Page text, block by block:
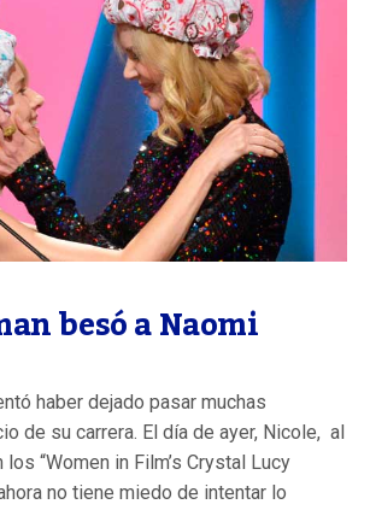
besó a Naomi
haber dejado pasar muchas
de su carrera. El día de ayer, Nicole, al
“Women in Film’s Crystal Lucy
no tiene miedo de intentar lo